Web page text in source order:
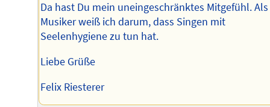
Da hast Du mein uneingeschränktes Mitgefühl. Als
Musiker weiß ich darum, dass Singen mit
Seelenhygiene zu tun hat.
Liebe Grüße
Felix Riesterer